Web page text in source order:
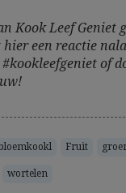
Kook Leef Geniet
een reactie
of
Fruit
wortelen